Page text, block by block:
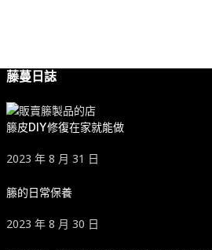
藤蔓日誌
籐皮DIY修復在家就能做
2023 年 8 月 31 日
籐的日常保養
2023 年 8 月 30 日